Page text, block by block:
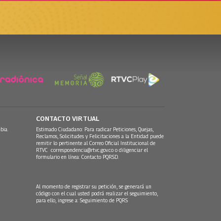
CONTACTO VIRTUAL
Estimado Ciudadano: Para radicar Peticiones, Quejas,
Reclamos, Solicitudes y Felicitaciones a la Entidad puede
remitir lo pertinente al Correo Oficial Institucional de
RTVC correspondencia@rtvc.gov.co o diligenciar el
formulario en línea: Contacto PQRSD.
Al momento de registrar su petición, se generará un
código con el cual usted podrá realizar el seguimiento,
para ello, ingrese a: Seguimiento de PQRS